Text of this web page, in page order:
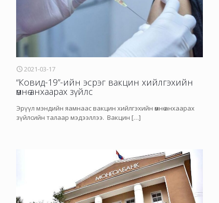
2021-03-17
“Ковид-19”-ийн эсрэг вакцин хийлгэхийн
өмнө анхаарах зүйлс
Эрүүл мэндийн яамнаас вакцин хийлгэхийн өмнө анхаарах
зүйлсийн талаар мэдээллээ. Вакцин […]